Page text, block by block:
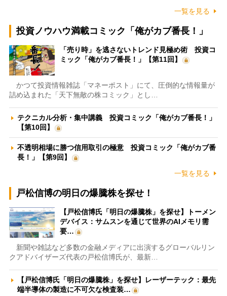
一覧を見る
投資ノウハウ満載コミック「俺がカブ番長！」
「売り時」を逃さないトレンド見極め術 投資コ
ミック「俺がカブ番長！」【第11回】
かつて投資情報雑誌「マネーポスト」にて、圧倒的な情報量が
詰め込まれた「天下無敵の株コミック」とし…
テクニカル分析・集中講義 投資コミック「俺がカブ番長！」
【第10回】
不透明相場に勝つ信用取引の極意 投資コミック「俺がカブ番
長！」【第9回】
一覧を見る
戸松信博の明日の爆騰株を探せ！
【戸松信博氏「明日の爆騰株」を探せ】トーメン
デバイス：サムスンを通じて世界のAIメモリ需
要…
新聞や雑誌など多数の金融メディアに出演するグローバルリン
クアドバイザーズ代表の戸松信博氏が、最新…
【戸松信博氏「明日の爆騰株」を探せ】レーザーテック：最先
端半導体の製造に不可欠な検査装…